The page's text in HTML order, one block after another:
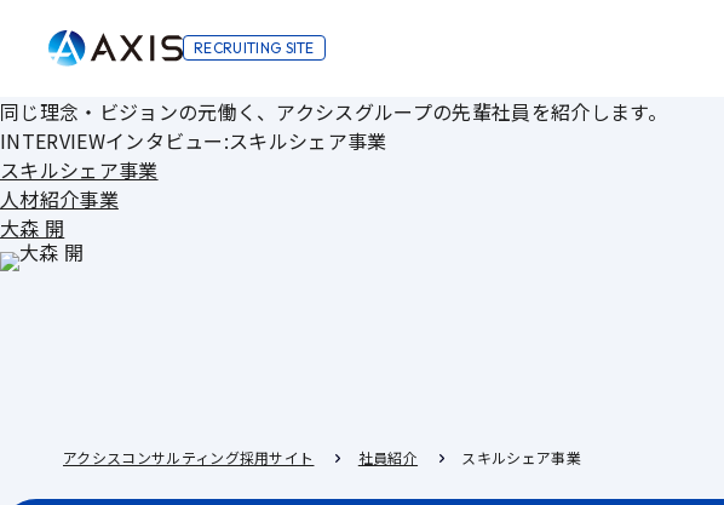
RECRUITING SITE
同じ理念・ビジョンの元働く、アクシスグループの先輩社員を紹介します。
INTERVIEWインタビュー:スキルシェア事業
スキルシェア事業
人材紹介事業
大森 開
アクシスコンサルティング採用サイト 社員紹介 スキルシェア事業